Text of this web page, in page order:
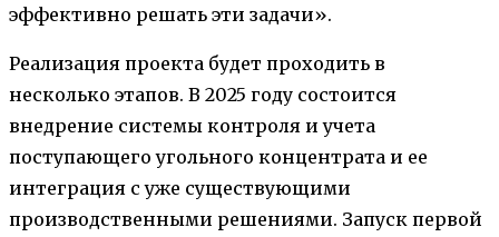
эффективно решать эти задачи».
Реализация проекта будет проходить в
несколько этапов. В 2025 году состоится
внедрение системы контроля и учета
поступающего угольного концентрата и ее
интеграция с уже существующими
производственными решениями. Запуск первой